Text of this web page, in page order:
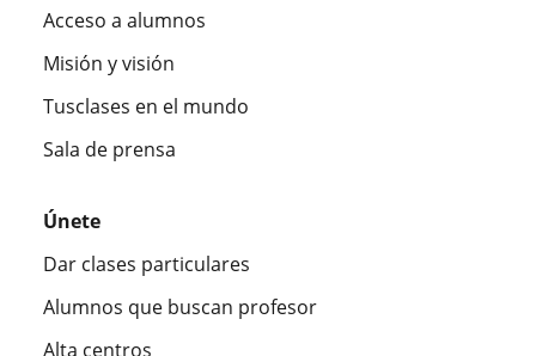
Acceso a alumnos
Misión y visión
Tusclases en el mundo
Sala de prensa
Únete
Dar clases particulares
Alumnos que buscan profesor
Alta centros